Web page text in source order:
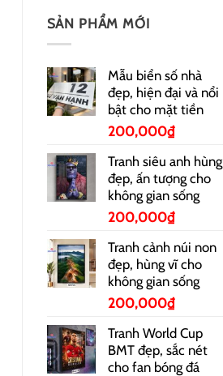
SẢN PHẨM MỚI
Mẫu biển số nhà
đẹp, hiện đại và nổi
bật cho mặt tiền
200,000₫
Tranh siêu anh hùng
đẹp, ấn tượng cho
không gian sống
200,000₫
Tranh cảnh núi non
đẹp, hùng vĩ cho
không gian sống
200,000₫
Tranh World Cup
BMT đẹp, sắc nét
cho fan bóng đá